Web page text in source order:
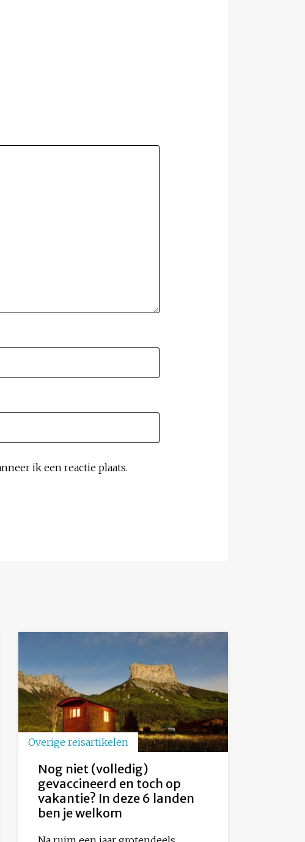
ik een reactie plaats.
Overige reisartikelen
Nog niet (volledig)
gevaccineerd en toch op
vakantie? In deze 6 landen
ben je welkom